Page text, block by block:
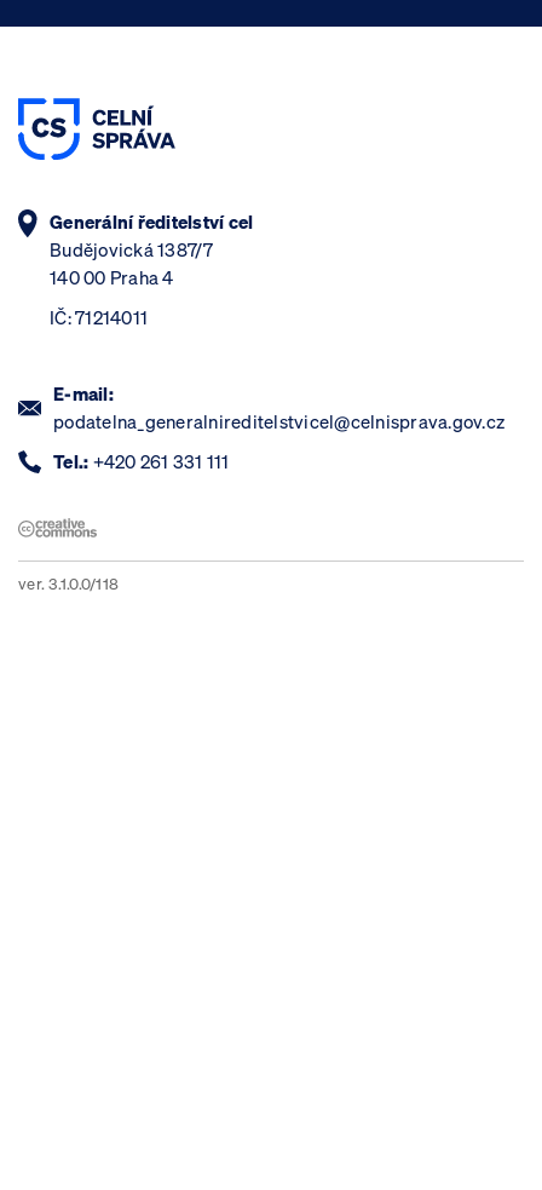
Generální ředitelství cel
Budějovická 1387/7
140 00 Praha 4
IČ: 71214011
E-mail:
podatelna_generalnireditelstvicel@celnisprava.gov.cz
Tel.: +420 261 331 111
ver. 3.1.0.0/118